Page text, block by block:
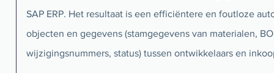
SAP ERP. Het resultaat is een efficiëntere en foutloze
objecten en gegevens (stamgegevens van materialen,
wijzigingsnummers, status) tussen ontwikkelaars en